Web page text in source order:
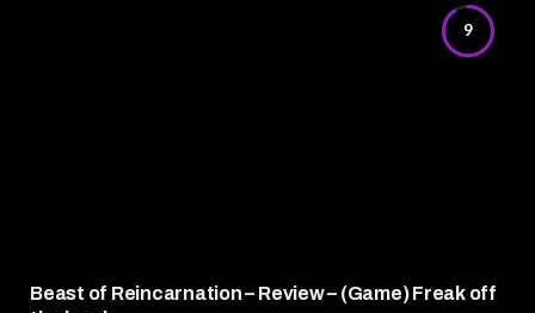
9
Beast of Reincarnation – Review – (Game) Freak off